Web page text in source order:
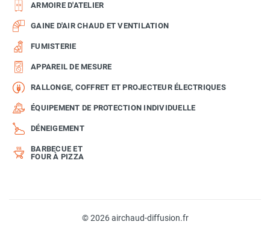
ARMOIRE D'ATELIER
GAINE D'AIR CHAUD ET VENTILATION
FUMISTERIE
APPAREIL DE MESURE
RALLONGE, COFFRET ET PROJECTEUR ÉLECTRIQUES
ÉQUIPEMENT DE PROTECTION INDIVIDUELLE
DÉNEIGEMENT
BARBECUE ET
FOUR À PIZZA
© 2026 airchaud-diffusion.fr